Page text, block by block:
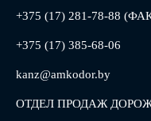
+375 (17) 281-78-88
+375 (17) 385-68-06
kanz@amkodor.by
ОТДЕЛ ПРОДАЖ